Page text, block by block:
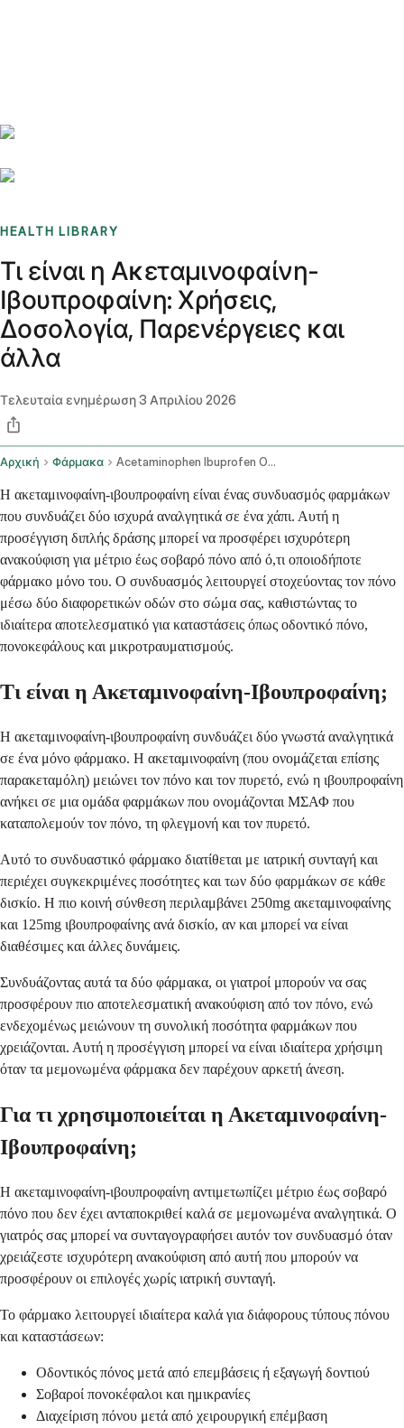
HEALTH LIBRARY
Τι είναι η Ακεταμινοφαίνη-
Ιβουπροφαίνη: Χρήσεις,
Δοσολογία, Παρενέργειες και
άλλα
Τελευταία ενημέρωση3 Απριλίου 2026
Αρχική Φάρμακα Acetaminophen Ibuprofen Oral Route
Η ακεταμινοφαίνη-ιβουπροφαίνη είναι ένας συνδυασμός φαρμάκων
που συνδυάζει δύο ισχυρά αναλγητικά σε ένα χάπι. Αυτή η
προσέγγιση διπλής δράσης μπορεί να προσφέρει ισχυρότερη
ανακούφιση για μέτριο έως σοβαρό πόνο από ό,τι οποιοδήποτε
φάρμακο μόνο του. Ο συνδυασμός λειτουργεί στοχεύοντας τον πόνο
μέσω δύο διαφορετικών οδών στο σώμα σας, καθιστώντας το
ιδιαίτερα αποτελεσματικό για καταστάσεις όπως οδοντικό πόνο,
πονοκεφάλους και μικροτραυματισμούς.
Τι είναι η Ακεταμινοφαίνη-Ιβουπροφαίνη;
Η ακεταμινοφαίνη-ιβουπροφαίνη συνδυάζει δύο γνωστά αναλγητικά
σε ένα μόνο φάρμακο. Η ακεταμινοφαίνη (που ονομάζεται επίσης
παρακεταμόλη) μειώνει τον πόνο και τον πυρετό, ενώ η ιβουπροφαίνη
ανήκει σε μια ομάδα φαρμάκων που ονομάζονται ΜΣΑΦ που
καταπολεμούν τον πόνο, τη φλεγμονή και τον πυρετό.
Αυτό το συνδυαστικό φάρμακο διατίθεται με ιατρική συνταγή και
περιέχει συγκεκριμένες ποσότητες και των δύο φαρμάκων σε κάθε
δισκίο. Η πιο κοινή σύνθεση περιλαμβάνει 250mg ακεταμινοφαίνης
και 125mg ιβουπροφαίνης ανά δισκίο, αν και μπορεί να είναι
διαθέσιμες και άλλες δυνάμεις.
Συνδυάζοντας αυτά τα δύο φάρμακα, οι γιατροί μπορούν να σας
προσφέρουν πιο αποτελεσματική ανακούφιση από τον πόνο, ενώ
ενδεχομένως μειώνουν τη συνολική ποσότητα φαρμάκων που
χρειάζονται. Αυτή η προσέγγιση μπορεί να είναι ιδιαίτερα χρήσιμη
όταν τα μεμονωμένα φάρμακα δεν παρέχουν αρκετή άνεση.
Για τι χρησιμοποιείται η Ακεταμινοφαίνη-
Ιβουπροφαίνη;
Η ακεταμινοφαίνη-ιβουπροφαίνη αντιμετωπίζει μέτριο έως σοβαρό
πόνο που δεν έχει ανταποκριθεί καλά σε μεμονωμένα αναλγητικά. Ο
γιατρός σας μπορεί να συνταγογραφήσει αυτόν τον συνδυασμό όταν
χρειάζεστε ισχυρότερη ανακούφιση από αυτή που μπορούν να
προσφέρουν οι επιλογές χωρίς ιατρική συνταγή.
Το φάρμακο λειτουργεί ιδιαίτερα καλά για διάφορους τύπους πόνου
και καταστάσεων:
Οδοντικός πόνος μετά από επεμβάσεις ή εξαγωγή δοντιού
Σοβαροί πονοκέφαλοι και ημικρανίες
Διαχείριση πόνου μετά από χειρουργική επέμβαση